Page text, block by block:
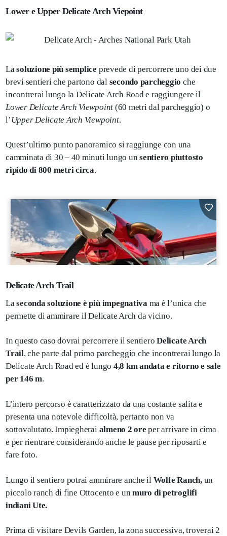
Lower e Upper Delicate Arch Viepoint
Lasoluzione più semplice prevede di percorrere uno dei due
brevi sentieri che partono dal secondo parcheggio che
incontrerai lungo la Delicate Arch Road e raggiungere il
Lower Delicate Arch Viewpoint (60 metri dal parcheggio) o
l’Upper Delicate Arch Viewpoint.
Quest’ultimo punto panoramico si raggiunge con una
camminata di 30 – 40 minuti lungo unsentiero piuttosto
ripido di 800 metri circa.
Delicate Arch Trail
Laseconda soluzione è più impegnativa ma è l’unica che
permette di ammirare il Delicate Arch da vicino.
In questo caso dovrai percorrere il sentieroDelicate Arch
Trail, che parte dal primo parcheggio che incontrerai lungo la
Delicate Arch Road ed è lungo 4,8 km andata e ritorno e sale
per 146 m.
L’intero percorso è caratterizzato da una costante salita e
presenta una notevole difficoltà, pertanto non va
sottovalutato. Impiegherai almeno 2 oreper arrivare in cima
e per rientrare considerando anche le pause per riposarti e
fare foto.
Lungo il sentiero potrai ammirare anche il Wolfe Ranch, un
piccolo ranch di fine Ottocento e unmuro di petroglifi
indiani Ute.
Prima di visitare Devils Garden, la zona successiva, troverai 2